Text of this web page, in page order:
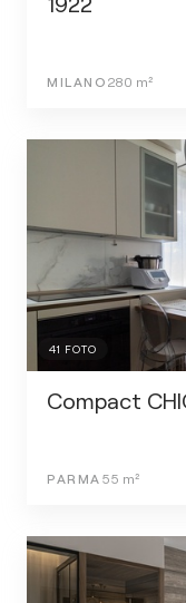
MILANO 280 m²
41 FOTO
Compact
PARMA 55 m²